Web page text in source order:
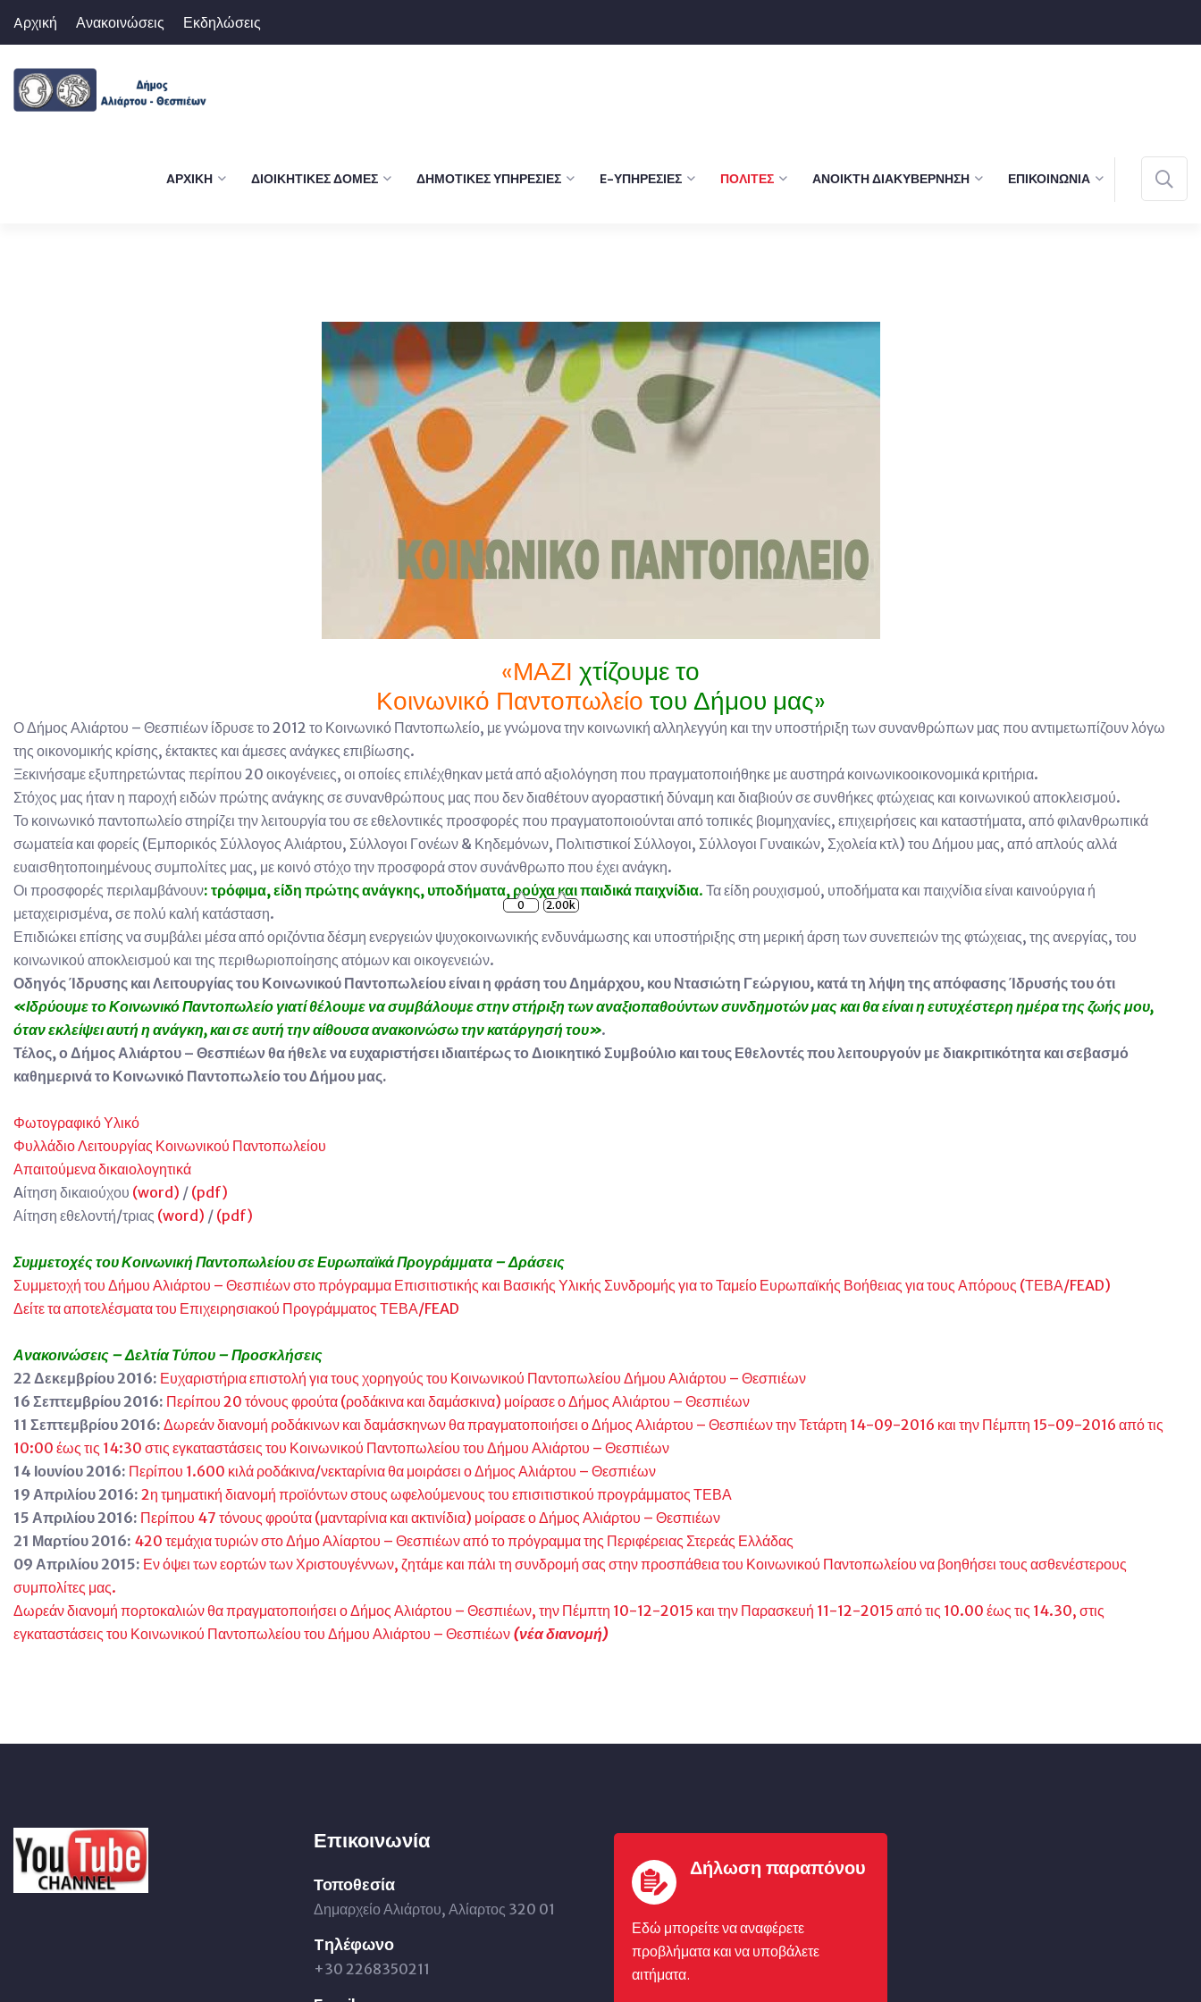
Aρχική Ανακοινώσεις Εκδηλώσεις
AΡΧΙΚΉ ΔΙΟΙΚΗΤΙΚΈΣ ΔΟΜΈΣ ΔΗΜΟΤΙΚΈΣ ΥΠΗΡΕΣΊΕΣ E-ΥΠΗΡΕΣΊΕΣ ΠΟΛΊΤΕΣ ΑΝΟΙΚΤΉ ΔΙΑΚΥΒΈΡΝΗΣΗ ΕΠΙΚΟΙΝΩΝΊΑ
«ΜΑΖΙ χτίζουμε το
Κοινωνικό Παντοπωλείο του Δήμου μας»
Ο Δήμος Αλιάρτου – Θεσπιέων ίδρυσε το 2012 το Κοινωνικό Παντοπωλείο, με γνώμονα την κοινωνική αλληλεγγύη και την υποστήριξη των συνανθρώπων μας που αντιμετωπίζουν λόγω
της οικονομικής κρίσης, έκτακτες και άμεσες ανάγκες επιβίωσης.
Ξεκινήσαμε εξυπηρετώντας περίπου 20 οικογένειες, οι οποίες επιλέχθηκαν μετά από αξιολόγηση που πραγματοποιήθηκε με αυστηρά κοινωνικοοικονομικά κριτήρια.
Στόχος μας ήταν η παροχή ειδών πρώτης ανάγκης σε συνανθρώπους μας που δεν διαθέτουν αγοραστική δύναμη και διαβιούν σε συνθήκες φτώχειας και κοινωνικού αποκλεισμού.
Το κοινωνικό παντοπωλείο στηρίζει την λειτουργία του σε εθελοντικές προσφορές που πραγματοποιούνται από τοπικές βιομηχανίες, επιχειρήσεις και καταστήματα, από φιλανθρωπικά
σωματεία και φορείς (Εμπορικός Σύλλογος Αλιάρτου, Σύλλογοι Γονέων & Κηδεμόνων, Πολιτιστικοί Σύλλογοι, Σύλλογοι Γυναικών, Σχολεία κτλ) του Δήμου μας, από απλούς αλλά
ευαισθητοποιημένους συμπολίτες μας, με κοινό στόχο την προσφορά στον συνάνθρωπο που έχει ανάγκη.
Οι προσφορές περιλαμβάνουν: τρόφιμα, είδη πρώτης ανάγκης, υποδήματα, ρούχα και παιδικά παιχνίδια. Τα είδη ρουχισμού, υποδήματα και παιχνίδια είναι καινούργια ή
μεταχειρισμένα, σε πολύ καλή κατάσταση.
Επιδιώκει επίσης να συμβάλει μέσα από οριζόντια δέσμη ενεργειών ψυχοκοινωνικής ενδυνάμωσης και υποστήριξης στη μερική άρση των συνεπειών της φτώχειας, της ανεργίας, του
κοινωνικού αποκλεισμού και της περιθωριοποίησης ατόμων και οικογενειών.
Οδηγός Ίδρυσης και Λειτουργίας του Κοινωνικού Παντοπωλείου είναι η φράση του Δημάρχου, κου Ντασιώτη Γεώργιου, κατά τη λήψη της απόφασης Ίδρυσής του ότι
«Ιδρύουμε το Κοινωνικό Παντοπωλείο γιατί θέλουμε να συμβάλουμε στην στήριξη των αναξιοπαθούντων συνδημοτών μας και θα είναι η ευτυχέστερη ημέρα της ζωής μου,
όταν εκλείψει αυτή η ανάγκη, και σε αυτή την αίθουσα ανακοινώσω την κατάργησή του».
Τέλος, ο Δήμος Αλιάρτου – Θεσπιέων θα ήθελε να ευχαριστήσει ιδιαιτέρως το Διοικητικό Συμβούλιο και τους Εθελοντές που λειτουργούν με διακριτικότητα και σεβασμό
καθημερινά το Κοινωνικό Παντοπωλείο του Δήμου μας.
Φωτογραφικό Υλικό
Φυλλάδιο Λειτουργίας Κοινωνικού Παντοπωλείου
Απαιτούμενα δικαιολογητικά
Aίτηση δικαιούχου (word) / (pdf)
Αίτηση εθελοντή/τριας (word) / (pdf)
Συμμετοχές του Κοινωνική Παντοπωλείου σε Ευρωπαϊκά Προγράμματα – Δράσεις
Συμμετοχή του Δήμου Αλιάρτου – Θεσπιέων στο πρόγραμμα Επισιτιστικής και Βασικής Υλικής Συνδρομής για το Ταμείο Ευρωπαϊκής Βοήθειας για τους Απόρους (ΤΕΒΑ/FEAD)
Δείτε τα αποτελέσματα του Επιχειρησιακού Προγράμματος ΤΕΒΑ/FEAD
Ανακοινώσεις – Δελτία Τύπου – Προσκλήσεις
22 Δεκεμβρίου 2016: Ευχαριστήρια επιστολή για τους χορηγούς του Κοινωνικού Παντοπωλείου Δήμου Αλιάρτου – Θεσπιέων
16 Σεπτεμβρίου 2016: Περίπου 20 τόνους φρούτα (ροδάκινα και δαμάσκινα) μοίρασε ο Δήμος Αλιάρτου – Θεσπιέων
11 Σεπτεμβρίου 2016: Δωρεάν διανομή ροδάκινων και δαμάσκηνων θα πραγματοποιήσει ο Δήμος Αλιάρτου – Θεσπιέων την Τετάρτη 14-09-2016 και την Πέμπτη 15-09-2016 από τις
10:00 έως τις 14:30 στις εγκαταστάσεις του Κοινωνικού Παντοπωλείου του Δήμου Αλιάρτου – Θεσπιέων
14 Ιουνίου 2016: Περίπου 1.600 κιλά ροδάκινα/νεκταρίνια θα μοιράσει ο Δήμος Αλιάρτου – Θεσπιέων
19 Απριλίου 2016: 2η τμηματική διανομή προϊόντων στους ωφελούμενους του επισιτιστικού προγράμματος ΤΕΒΑ
15 Απριλίου 2016: Περίπου 47 τόνους φρούτα (μανταρίνια και ακτινίδια) μοίρασε ο Δήμος Αλιάρτου – Θεσπιέων
21 Μαρτίου 2016: 420 τεμάχια τυριών στο Δήμο Αλίαρτου – Θεσπιέων από το πρόγραμμα της Περιφέρειας Στερεάς Ελλάδας
09 Απριλίου 2015: Εν όψει των εορτών των Χριστουγέννων, ζητάμε και πάλι τη συνδρομή σας στην προσπάθεια του Κοινωνικού Παντοπωλείου να βοηθήσει τους ασθενέστερους
συμπολίτες μας.
Δωρεάν διανομή πορτοκαλιών θα πραγματοποιήσει ο Δήμος Αλιάρτου – Θεσπιέων, την Πέμπτη 10-12-2015 και την Παρασκευή 11-12-2015 από τις 10.00 έως τις 14.30, στις
εγκαταστάσεις του Κοινωνικού Παντοπωλείου του Δήμου Αλιάρτου – Θεσπιέων (νέα διανομή)
Επικοινωνία
Τοποθεσία
Δημαρχείο Αλιάρτου, Αλίαρτος 320 01
Tηλέφωνο
+30 2268350211
Δήλωση παραπόνου
Εδώ μπορείτε να αναφέρετε
προβλήματα και να υποβάλετε
αιτήματα.
0 2.00k